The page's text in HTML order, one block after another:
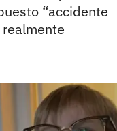
“accidente
realmente